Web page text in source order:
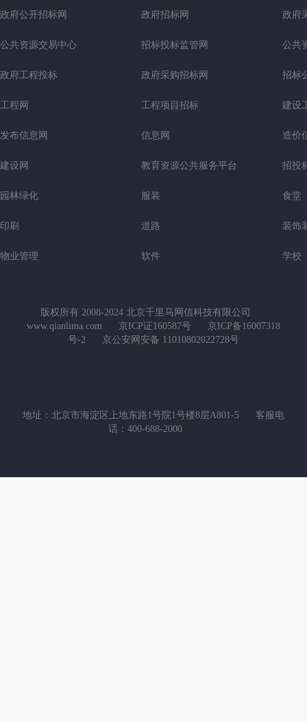
政府公开招标网 政府招标网 政府
公共资源交易中心 招标投标监管网 公共
政府工程投标 政府采购招标网 招标
工程网 工程项目招标 建设
发布信息网 信息网 造价
建设网 教育资源公共服务平台 招投
园林绿化 服装 食堂
印刷 道路 装饰
物业管理 软件 学校
版权所有 2008-2024 北京千里马网信科技有限公司
www.qianlima.com
京ICP证160587号
京ICP备16007318
号-2
京公安网安备 11010802022728号
地址：北京市海淀区上地东路1号院1号楼8层A801-5
客服电
话：400-688-2000